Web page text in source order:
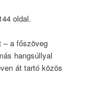
oldal.
– a főszöveg
hangsúllyal
át tartó közös